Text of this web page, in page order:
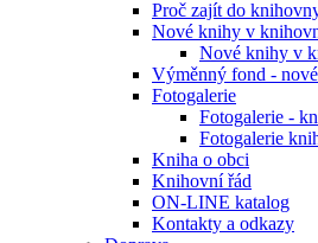
Proč zajít do
Nové knihy v
Nové knihy v
Výměnný fond -
Fotogalerie
Fotogalerie -
Fotogalerie
Kniha o obci
Knihovní řád
ON-LINE katalog
Kontakty a odkazy